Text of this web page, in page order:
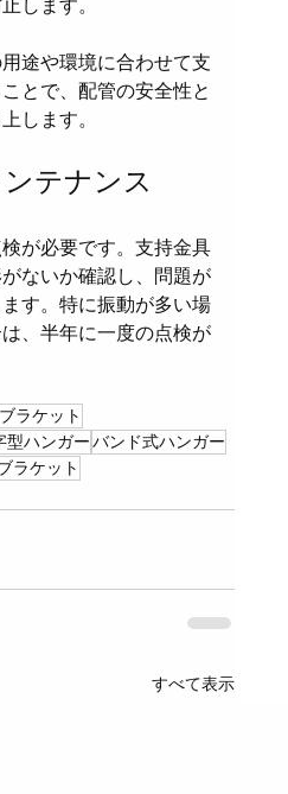
します。
途や環境に合わせて支
とで、配管の安全性と
します。
テナンス
が必要です。支持金具
ないか確認し、問題が
す。特に振動が多い場
、半年に一度の点検が
ラケット
型ハンガーバンド式ハンガー
ラケット
すべて表示